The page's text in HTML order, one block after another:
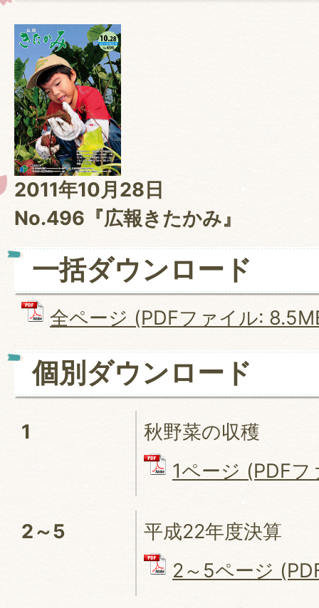
2011年10月28日
No.496『広報きたかみ』
一括ダウンロード
全ページ (PDFファイル:
個別ダウンロード
1
秋野菜の収穫
1ページ (PDF
2～5
平成22年度決算
2～5ページ